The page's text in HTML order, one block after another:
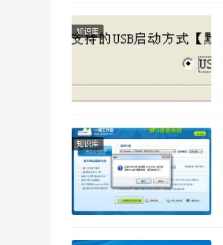
知识库
知识库